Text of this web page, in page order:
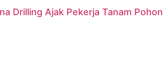
Drilling Ajak Pekerja Tanam Pohon